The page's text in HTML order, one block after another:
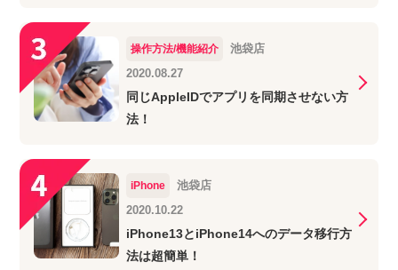
操作方法/機能紹介
池袋店
2020.08.27
同じAppleIDでアプリを同期させない方
法！
iPhone
池袋店
2020.10.22
iPhone13とiPhone14へのデータ移行方
法は超簡単！